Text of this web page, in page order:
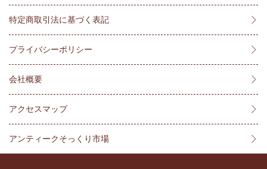
特定商取引法に基づく表記
プライバシーポリシー
会社概要
アクセスマップ
アンティークそっくり市場